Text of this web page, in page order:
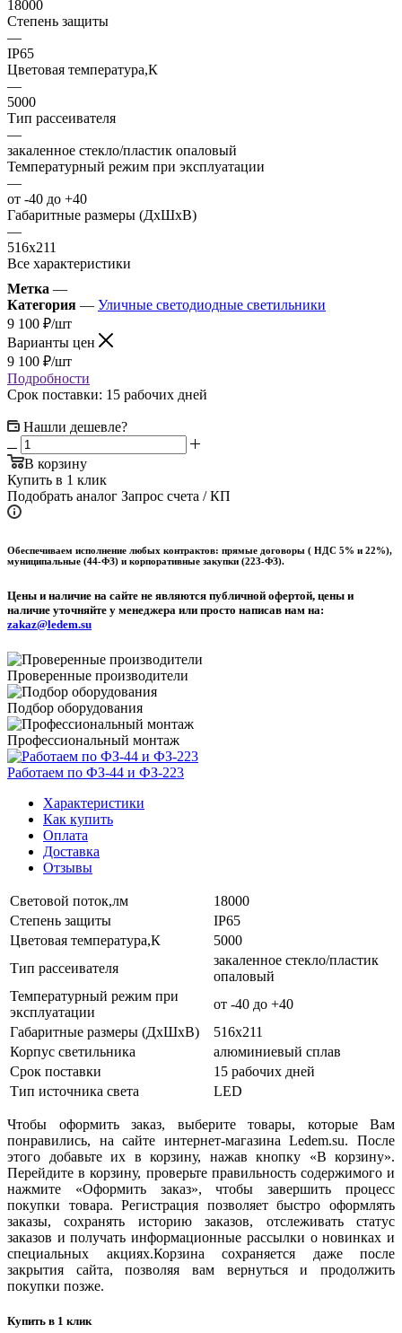
18000
Степень защиты
—
IP65
Цветовая температура,К
—
5000
Тип рассеивателя
—
закаленное стекло/пластик опаловый
Температурный режим при эксплуатации
—
от -40 до +40
Габаритные размеры (ДхШхВ)
—
516х211
Все характеристики
Метка —
Категория — Уличные светодиодные светильники
9 100 ₽/шт
Варианты цен
9 100 ₽/шт
Подробности
Срок поставки: 15 рабочих дней
Нашли дешевле?
В корзину
Купить в 1 клик
Подобрать аналог Запрос счета / КП
Обеспечиваем исполнение любых контрактов: прямые договоры ( НДС 5% и 22%),
муниципальные (44-ФЗ) и корпоративные закупки (223-ФЗ).
Цены и наличие на сайте не являются публичной офертой, цены и
наличие уточняйте у менеджера или просто написав нам на:
zakaz@ledem.su
Проверенные производители
Подбор оборудования
Профессиональный монтаж
Работаем по ФЗ-44 и ФЗ-223
Характеристики
Как купить
Оплата
Доставка
Отзывы
Световой поток,лм
18000
Степень защиты
IP65
Цветовая температура,К
5000
Тип рассеивателя
закаленное стекло/пластик
опаловый
Температурный режим при
эксплуатации
от -40 до +40
Габаритные размеры (ДхШхВ)
516х211
Корпус светильника
алюминиевый сплав
Срок поставки
15 рабочих дней
Тип источника света
LED
Чтобы оформить заказ, выберите товары, которые Вам
понравились, на сайте интернет-магазина Ledem.su. После
этого добавьте их в корзину, нажав кнопку «В корзину».
Перейдите в корзину, проверьте правильность содержимого и
нажмите «Оформить заказ», чтобы завершить процесс
покупки товара. Регистрация позволяет быстро оформлять
заказы, сохранять историю заказов, отслеживать статус
заказов и получать информационные рассылки о новинках и
специальных акциях.Корзина сохраняется даже после
закрытия сайта, позволяя вам вернуться и продолжить
покупки позже.
Купить в 1 клик